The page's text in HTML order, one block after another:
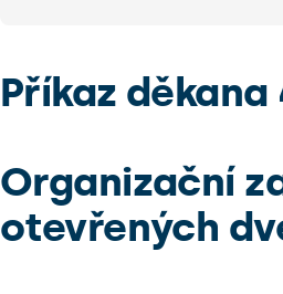
Příkaz
Organizační
otevřených